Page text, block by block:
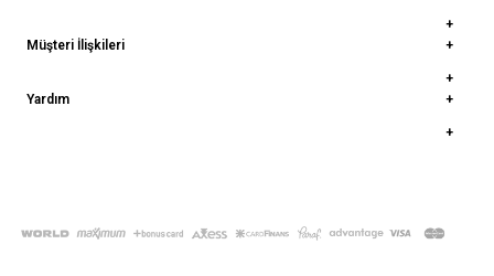
Müşteri İlişkileri
Yardım